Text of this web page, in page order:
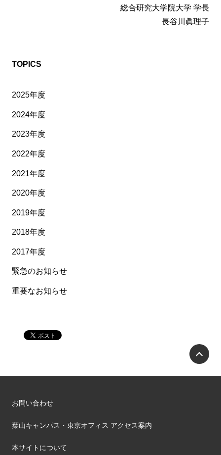
総合研究大学院大学 学長
長谷川眞理子
TOPICS
2025年度
2024年度
2023年度
2022年度
2021年度
2020年度
2019年度
2018年度
2017年度
緊急のお知らせ
重要なお知らせ
お問い合わせ
葉山キャンパス・東京オフィス アクセス案内
本サイトについて